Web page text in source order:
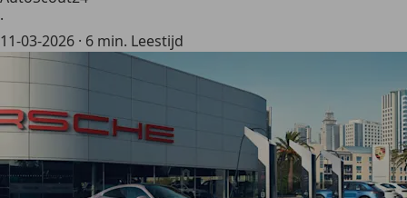
·
11-03-2026 · 6 min. Leestijd